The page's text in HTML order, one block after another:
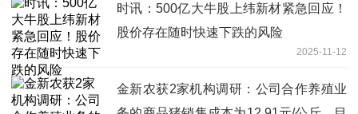
时讯：500亿大牛股上纬新材紧急回应！
股价存在随时快速下跌的风险
2025-11-12
金新农获2家机构调研：公司合作养殖业